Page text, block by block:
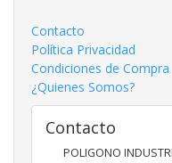
Contacto
Política Privacidad
Condiciones de Compra
¿Quienes Somos?
Contacto
POLIGONO